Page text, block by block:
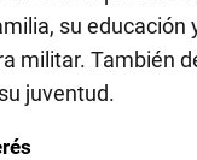
su
militar. También
juventud.